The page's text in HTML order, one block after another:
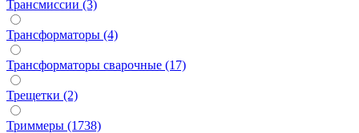
Трансмиссии (3)
Трансформаторы (4)
Трансформаторы сварочные (17)
Трещетки (2)
Триммеры (1738)